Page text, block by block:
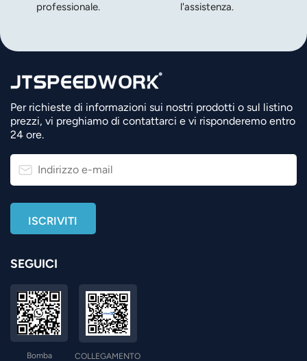
professionale.
l'assistenza.
Per richieste di informazioni sui nostri prodotti o sul listino
prezzi, vi preghiamo di contattarci e vi risponderemo entro
24 ore.
SEGUICI
Bomba COLLEGAMENTO